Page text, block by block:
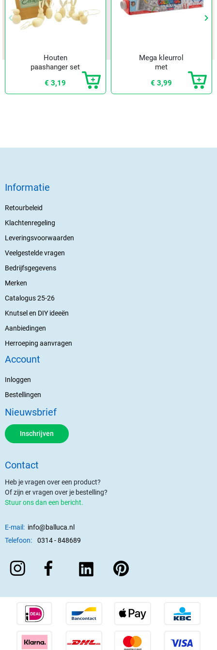
Vorige
keyboard_arrow_left keyboard_arrow_right
Houten
paashanger set
€ 3,19
Mega kleurrol
met
€ 3,99
Informatie
Retourbeleid
Klachtenregeling
Leveringsvoorwaarden
Veelgestelde vragen
Bedrijfsgegevens
Merken
Catalogus 25-26
Knutsel en DIY ideeën
Aanbiedingen
Herroeping aanvragen
Account
Inloggen
Bestellingen
Nieuwsbrief
Inschrijven
Contact
Heb je vragen over een product?
Of zijn er vragen over je bestelling?
Stuur ons dan een bericht.
E-mail: info@balluca.nl
Telefoon:
0314 - 848689